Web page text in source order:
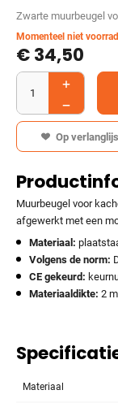
Zwarte muurbeugel
Momenteel niet
€34,50
Op
Muurbeugel voor
afgewerkt met een
Materiaal:
Volgens de norm:
CE gekeurd:
Materiaaldikte: 2
Materiaal